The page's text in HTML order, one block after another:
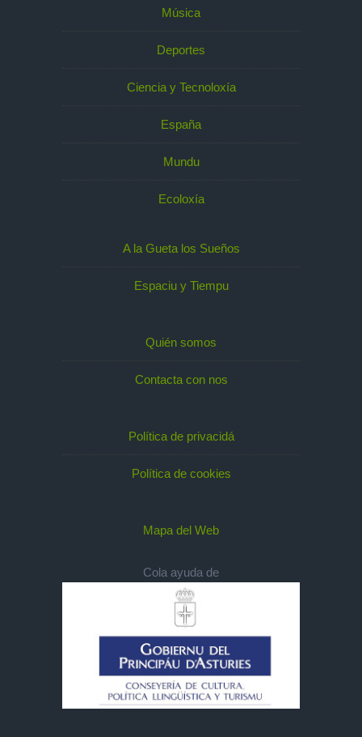
Música
Deportes
Ciencia y Tecnoloxía
España
Mundu
Ecoloxía
A la Gueta los Sueños
Espaciu y Tiempu
Quién somos
Contacta con nos
Política de privacidá
Política de cookies
Mapa del Web
Cola ayuda de